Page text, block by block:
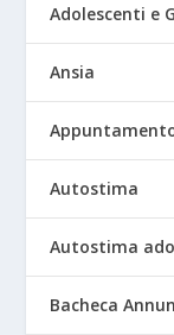
Adolescenti e
Ansia
Autostima
Autostima
Bacheca